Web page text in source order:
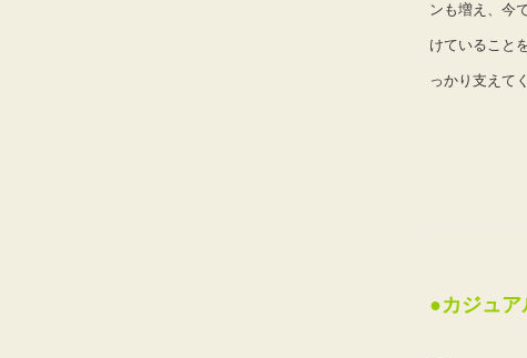
ンも増え、今
けていること
っかり支えて
●カジュア